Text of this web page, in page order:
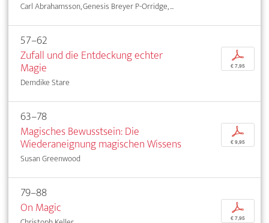
Carl Abrahamsson, Genesis Breyer P-Orridge, ...
57–62
Zufall und die Entdeckung echter
Magie
Demdike Stare
p
€ 7,95
63–78
Magisches Bewusstsein: Die
Wiederaneignung magischen Wissens
Susan Greenwood
p
€ 9,95
79–88
On Magic
p
€ 7,95